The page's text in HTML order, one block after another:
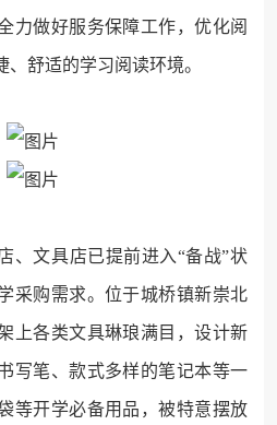
力做好服务保障工作，优化阅
舒适的学习阅读环境。
、文具店已提前进入“备战”状
采购需求。位于城桥镇新崇北
上各类文具琳琅满目，设计新
写笔、款式多样的笔记本等一
等开学必备用品，被特意摆放